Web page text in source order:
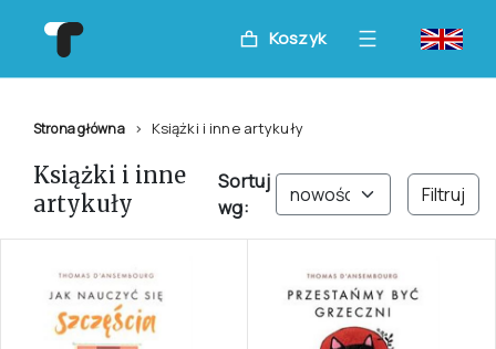
Koszyk
Strona główna Książki i inne artykuły
Książki i inne
artykuły
Sortuj
wg:
Filtruj